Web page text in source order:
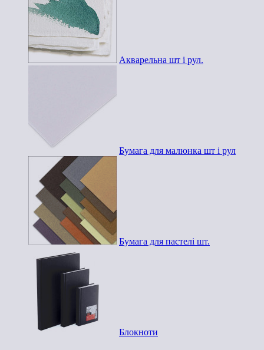
Акварельна шт і рул.
Бумага для малюнка шт і рул
Бумага для пастелі шт.
Блокноти